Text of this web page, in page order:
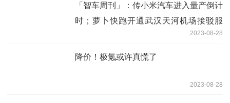
「智车周刊」：传小米汽车进入量产倒计
时；萝卜快跑开通武汉天河机场接驳服
务；禾赛纯固态激光雷达ft120在极石01
上首发上车
2023-08-28
降价！极氪或许真慌了
2023-08-28